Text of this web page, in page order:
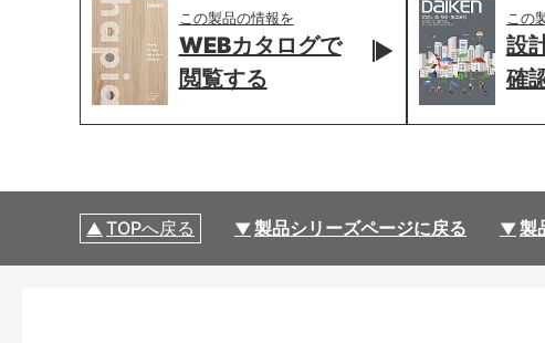
この製品の情報を
WEBカタログで
閲覧する
この
設
確
TOPへ戻る 製品シリーズページに戻る 製